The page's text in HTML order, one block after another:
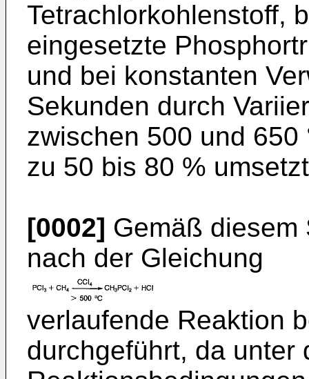
Tetrachlorkohlenstoff,
eingesetzte
und bei konstanten
Sekunden durch
zwischen 500 und 650
zu 50 bis 80 %
[0002] Gemäß diesem
nach der Gleichung
verlaufende Reaktion
durchgeführt, da unter